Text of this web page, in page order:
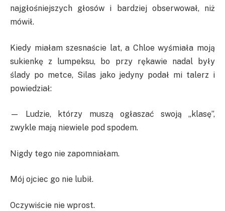
najgłośniejszych głosów i bardziej obserwował, niż
mówił.
Kiedy miałam szesnaście lat, a Chloe wyśmiała moją
sukienkę z lumpeksu, bo przy rękawie nadal były
ślady po metce, Silas jako jedyny podał mi talerz i
powiedział:
— Ludzie, którzy muszą ogłaszać swoją „klasę”,
zwykle mają niewiele pod spodem.
Nigdy tego nie zapomniałam.
Mój ojciec go nie lubił.
Oczywiście nie wprost.